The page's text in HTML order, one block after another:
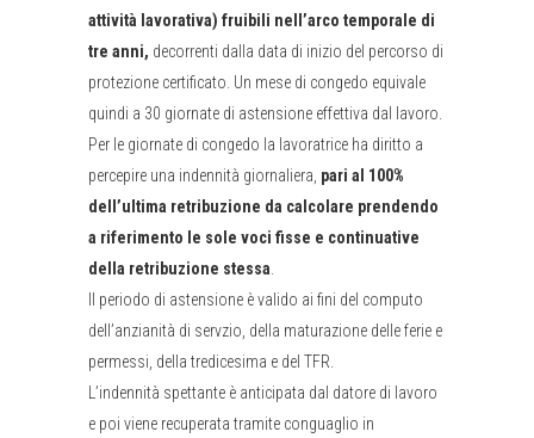
attività lavorativa) fruibili nell’arco temporale di
tre anni, decorrenti dalla data di inizio del percorso di
protezione certificato. Un mese di congedo equivale
quindi a 30 giornate di astensione effettiva dal lavoro.
Per le giornate di congedo la lavoratrice ha diritto a
percepire una indennità giornaliera, pari al 100%
dell’ultima retribuzione da calcolare prendendo
a riferimento le sole voci fisse e continuative
della retribuzione stessa
Il periodo di astensione è valido ai fini del computo
dell’anzianità di servzio, della maturazione delle ferie e
permessi, della tredicesima e del TFR.
L’indennità spettante è anticipata dal datore di lavoro
e poi viene recuperata tramite conguaglio in